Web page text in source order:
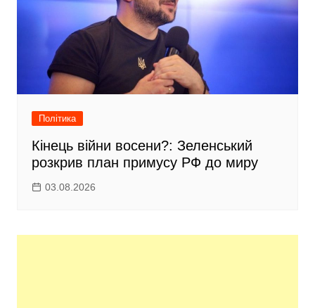
Політика
Кінець війни восени?: Зеленський
розкрив план примусу РФ до миру
03.08.2026